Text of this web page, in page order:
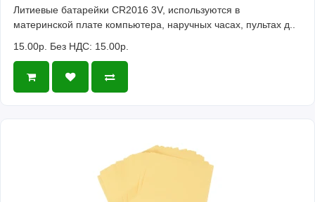
Литиевые батарейки CR2016 3V, используются в
материнской плате компьютера, наручных часах, пультах д..
15.00р. Без НДС: 15.00р.